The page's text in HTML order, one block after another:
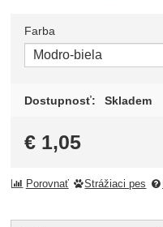
Zvoľte variant
Farba
Dostupnosť: Skladem
€ 1,05
Porovnať Strážiaci pes